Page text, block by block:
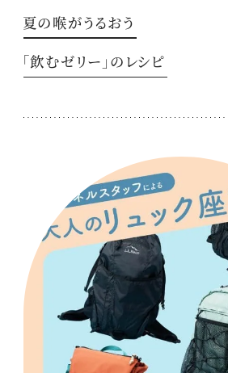
夏の喉がうるおう
「飲むゼリー」のレシピ